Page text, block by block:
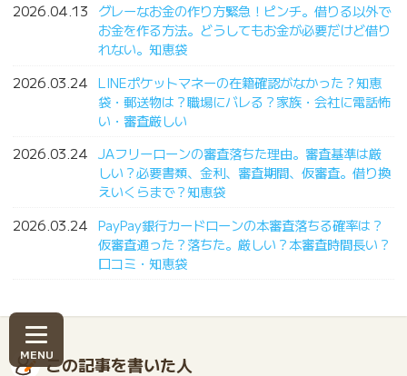
2026.04.13
グレーなお金の作り方緊急！ピンチ。借りる以外で
お金を作る方法。どうしてもお金が必要だけど借り
れない。知恵袋
2026.03.24 LINEポケットマネーの在籍確認がなかった？知恵
袋・郵送物は？職場にバレる？家族・会社に電話怖
い・審査厳しい
2026.03.24 JAフリーローンの審査落ちた理由。審査基準は厳
しい？必要書類、金利、審査期間、仮審査。借り換
えいくらまで？知恵袋
2026.03.24 PayPay銀行カードローンの本審査落ちる確率は？
仮審査通った？落ちた。厳しい？本審査時間長い？
口コミ・知恵袋
この記事を書いた人